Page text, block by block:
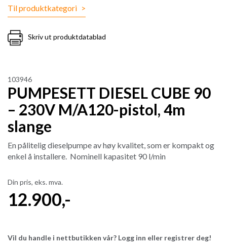
Til produktkategori >
Skriv ut produktdatablad
103946
PUMPESETT DIESEL CUBE 90
– 230V M/A120-pistol, 4m
slange
En pålitelig dieselpumpe av høy kvalitet, som er kompakt og
enkel å installere. Nominell kapasitet 90 l/min
Din pris, eks. mva.
12.900,-
Vil du handle i nettbutikken vår? Logg inn eller registrer deg!